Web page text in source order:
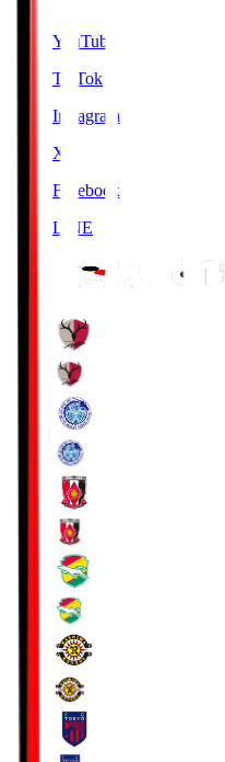
YouTube
TikTok
Instagram
X
Facebook
LINE